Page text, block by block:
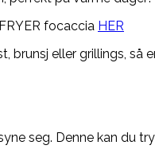
focaccia HER
brunsj eller grillings,
seg. Denne kan du